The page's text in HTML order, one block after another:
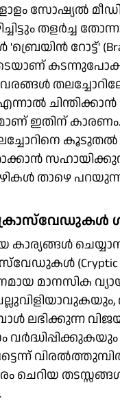
സോഷ്യൽ
തളർച്ച
റോട്ട്'
ഇതിന്
തലച്ചോറിനെ കൂടുതൽ
താഴെ
ക്രോസ്‌വേഡുകൾ
കാര്യങ്ങൾ
(Cryptic
മാനസിക
ലഭിക്കുന്ന
ചെറിയ